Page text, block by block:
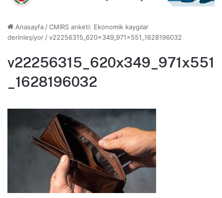
Anasayfa /CMIRS anketi: Ekonomik kaygılar
derinleşiyor /v22256315_620x349_971x551_1628196032
v22256315_620x349_971x551
_1628196032